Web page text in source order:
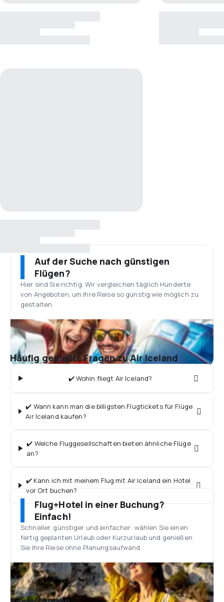
Auf der Suche nach günstigen
Flügen?
Hier sind Sie richtig. Wir vergleichen täglich Hunderte
von Angeboten, um Ihre Reise so günstig wie möglich zu
gestalten.
Häufig gestellte Fragen zu Air Iceland
✔️ Wohin fliegt Air Iceland?
✔️ Wann kann man die billigsten Flugtickets für Flüge
Air Iceland kaufen?
✔️ Welche Fluggesellschaften bieten ähnliche Flüge
an?
✔️ Kann ich mit meinem Flug mit Air Iceland ein Hotel
vor Ort buchen?
Flug+Hotel in einer Buchung?
Einfach!
Schneller, günstiger und einfacher: wählen Sie einen
fertig geplanten Urlaub oder Kurzurlaub und genießen
Sie Ihre Reise ohne Planungsaufwand.